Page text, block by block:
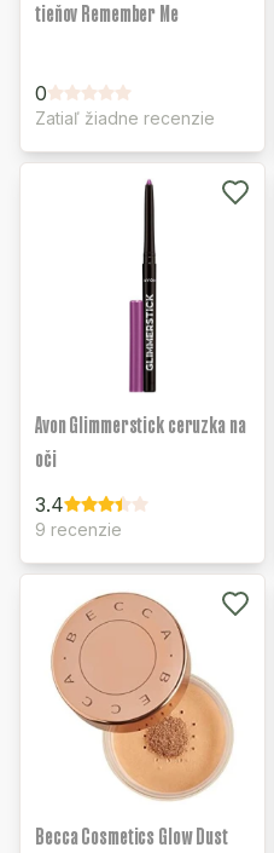
tieňov Remember Me
0
Zatiaľ žiadne recenzie
Avon Glimmerstick ceruzka na
oči
3.4
9 recenzie
Becca Cosmetics Glow Dust